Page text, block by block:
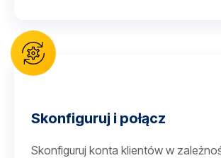
Skonfiguruj i połącz
Skonfiguruj konta klientów w